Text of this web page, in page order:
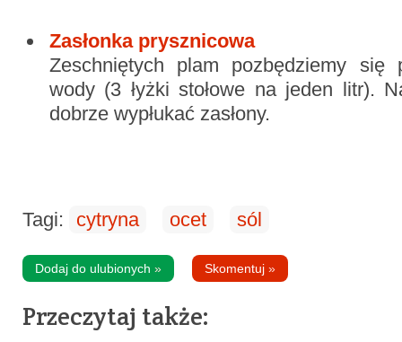
Zasłonka prysznicowa
Zeschniętych plam pozbędziemy się
wody (3 łyżki stołowe na jeden litr).
dobrze wypłukać zasłony.
Tagi: cytryna ocet sól
Dodaj do ulubionych » Skomentuj »
Przeczytaj także: